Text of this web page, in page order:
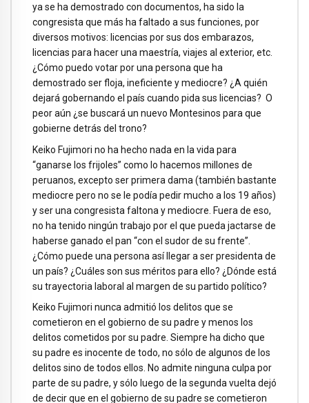
ya se ha demostrado con documentos, ha sido la
congresista que más ha faltado a sus funciones, por
diversos motivos: licencias por sus dos embarazos,
licencias para hacer una maestría, viajes al exterior, etc.
¿Cómo puedo votar por una persona que ha
demostrado ser floja, ineficiente y mediocre? ¿A quién
dejará gobernando el país cuando pida sus licencias? O
peor aún ¿se buscará un nuevo Montesinos para que
gobierne detrás del trono?
Keiko Fujimori no ha hecho nada en la vida para
“ganarse los frijoles” como lo hacemos millones de
peruanos, excepto ser primera dama (también bastante
mediocre pero no se le podía pedir mucho a los 19 años)
y ser una congresista faltona y mediocre. Fuera de eso,
no ha tenido ningún trabajo por el que pueda jactarse de
haberse ganado el pan “con el sudor de su frente”.
¿Cómo puede una persona así llegar a ser presidenta de
un país? ¿Cuáles son sus méritos para ello? ¿Dónde está
su trayectoria laboral al margen de su partido político?
Keiko Fujimori nunca admitió los delitos que se
cometieron en el gobierno de su padre y menos los
delitos cometidos por su padre. Siempre ha dicho que
su padre es inocente de todo, no sólo de algunos de los
delitos sino de todos ellos. No admite ninguna culpa por
parte de su padre, y sólo luego de la segunda vuelta dejó
de decir que en el gobierno de su padre se cometieron